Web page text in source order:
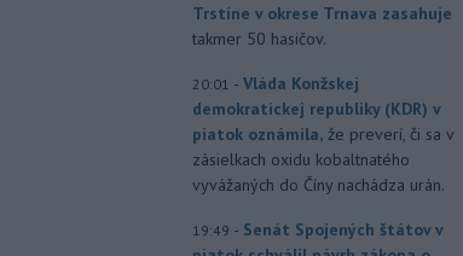
Trstíne v okrese Trnava zasahuje
takmer 50 hasičov.
20:01 - Vláda Konžskej
demokratickej republiky (KDR) v
piatok oznámila, že preverí, či sa v
zásielkach oxidu kobaltnatého
vyvážaných do Číny nachádza urán.
19:49 - Senát Spojených štátov v